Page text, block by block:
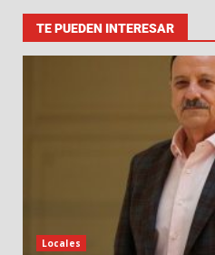
TE PUEDEN INTERESAR
Locales